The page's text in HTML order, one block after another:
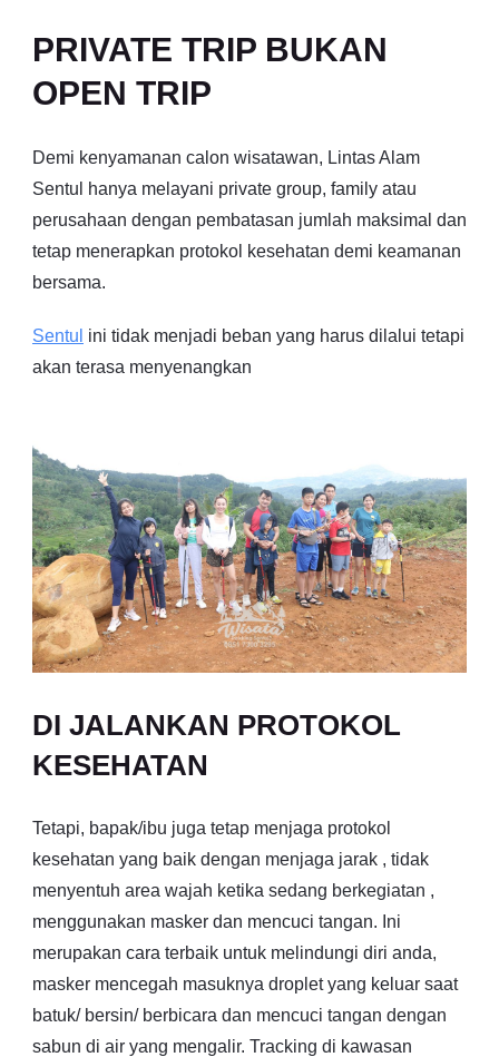
PRIVATE TRIP BUKAN
OPEN TRIP
Demi kenyamanan calon wisatawan, Lintas Alam
Sentul hanya melayani private group, family atau
perusahaan dengan pembatasan jumlah maksimal dan
tetap menerapkan protokol kesehatan demi keamanan
bersama.
Sentul ini tidak menjadi beban yang harus dilalui tetapi
akan terasa menyenangkan
DI JALANKAN PROTOKOL
KESEHATAN
Tetapi, bapak/ibu juga tetap menjaga protokol
kesehatan yang baik dengan menjaga jarak , tidak
menyentuh area wajah ketika sedang berkegiatan ,
menggunakan masker dan mencuci tangan. Ini
merupakan cara terbaik untuk melindungi diri anda,
masker mencegah masuknya droplet yang keluar saat
batuk/ bersin/ berbicara dan mencuci tangan dengan
sabun di air yang mengalir. Tracking di kawasan